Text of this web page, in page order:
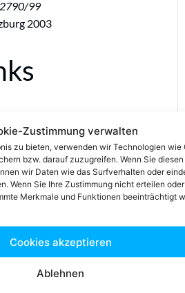
Zustimmung verwalten
zu bieten, verwenden wir Technologien wie
bzw. darauf zuzugreifen. Wenn Sie diesen
wir Daten wie das Surfverhalten oder
Wenn Sie Ihre Zustimmung nicht erteilen oder
Merkmale und Funktionen beeinträchtigt
Cookies akzeptieren
Ablehnen
2790/99
2003
15.01.2019
Europäische
zu diesem